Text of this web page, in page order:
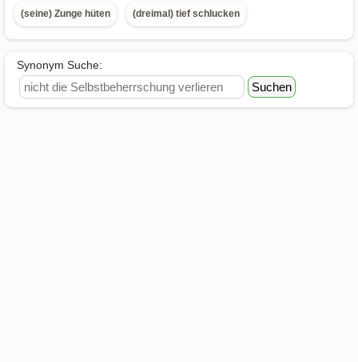
(seine) Zunge hüten (dreimal) tief schlucken
Synonym Suche: